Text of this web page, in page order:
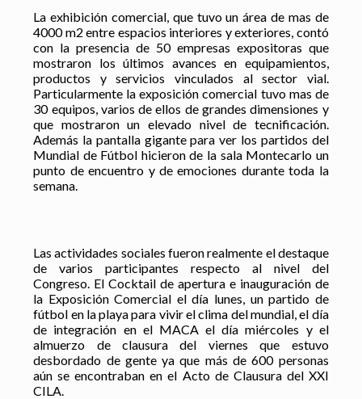
La exhibición comercial, que tuvo un área de mas de
4000 m2 entre espacios interiores y exteriores, contó
con la presencia de 50 empresas expositoras que
mostraron los últimos avances en equipamientos,
productos y servicios vinculados al sector vial.
Particularmente la exposición comercial tuvo mas de
30 equipos, varios de ellos de grandes dimensiones y
que mostraron un elevado nivel de tecnificación.
Además la pantalla gigante para ver los partidos del
Mundial de Fútbol hicieron de la sala Montecarlo un
punto de encuentro y de emociones durante toda la
semana.
Las actividades sociales fueron realmente el destaque
de varios participantes respecto al nivel del
Congreso. El Cocktail de apertura e inauguración de
la Exposición Comercial el día lunes, un partido de
fútbol en la playa para vivir el clima del mundial, el día
de integración en el MACA el día miércoles y el
almuerzo de clausura del viernes que estuvo
desbordado de gente ya que más de 600 personas
aún se encontraban en el Acto de Clausura del XXI
CILA.